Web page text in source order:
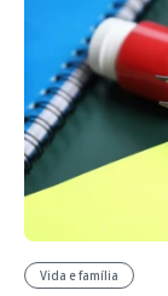
Vida e família